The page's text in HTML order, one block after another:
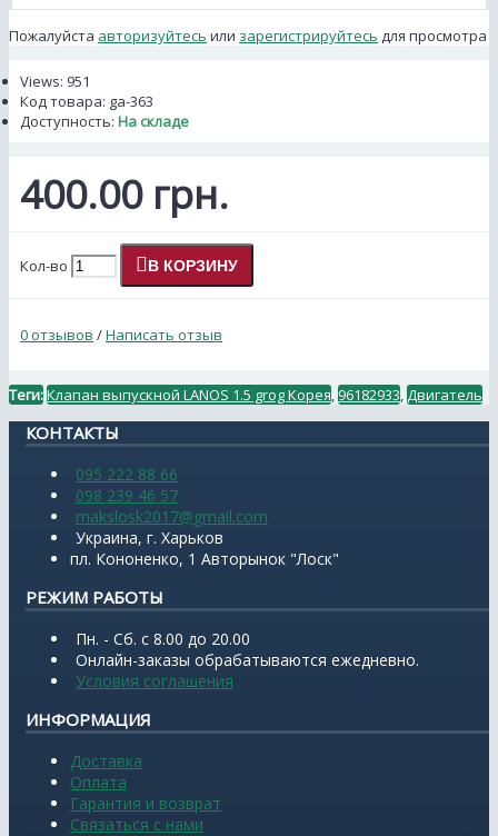
Пожалуйста авторизуйтесь или зарегистрируйтесь для просмотра
Views: 951
Код товара: ga-363
Доступность: На складе
400.00 грн.
Кол-во В КОРЗИНУ
0 отзывов /Написать отзыв
Теги:Клапан выпускной LANOS 1.5 grog Корея 96182933 Двигатель
КОНТАКТЫ
095 222 88 66
098 239 46 57
makslosk2017@gmail.com
Украина, г. Харьков
пл. Кононенко, 1 Авторынок "Лоск"
РЕЖИМ РАБОТЫ
Пн. - Сб. с 8.00 до 20.00
Онлайн-заказы обрабатываются ежедневно.
Условия соглашения
ИНФОРМАЦИЯ
Доставка
Оплата
Гарантия и возврат
Связаться с нами